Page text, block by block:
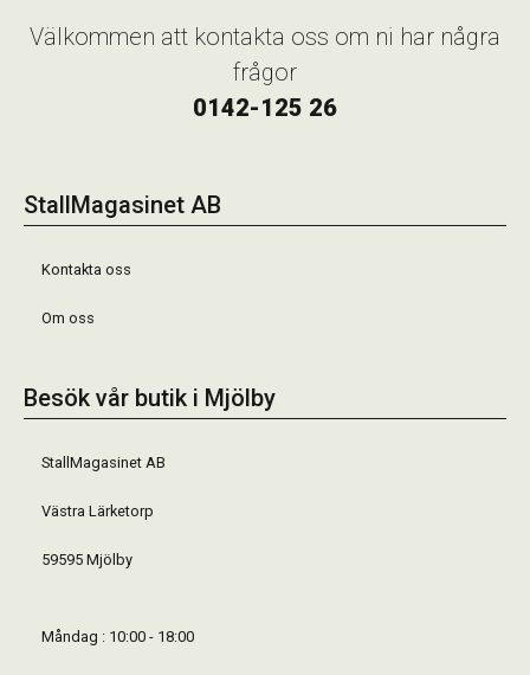
Välkommen att kontakta oss om ni har några
frågor
0142-125 26
StallMagasinet AB
Kontakta oss
Om oss
Besök vår butik i Mjölby
StallMagasinet AB
Västra Lärketorp
59595 Mjölby
Måndag : 10:00 - 18:00